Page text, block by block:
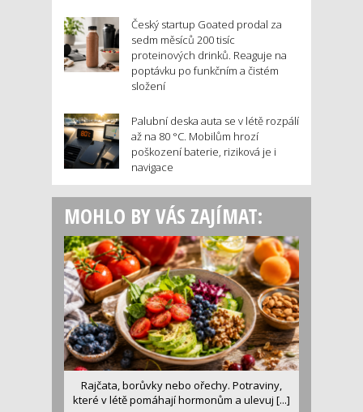
Český startup Goated prodal za
sedm měsíců 200 tisíc
proteinových drinků. Reaguje na
poptávku po funkčním a čistém
složení
Palubní deska auta se v létě rozpálí
až na 80 °C. Mobilům hrozí
poškození baterie, riziková je i
navigace
MOHLO BY VÁS ZAJÍMAT:
Rajčata, borůvky nebo ořechy. Potraviny,
které v létě pomáhají hormonům a ulevuj [...]